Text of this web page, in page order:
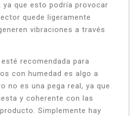
que esto podría provocar
quede ligeramente
vibraciones a través
recomendada para
con humedad es algo a
no es una pega real, ya que
y coherente con las
Simplemente hay